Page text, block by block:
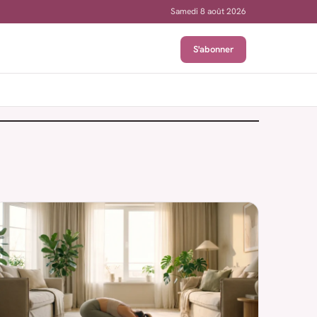
Samedi 8 août 2026
S'abonner